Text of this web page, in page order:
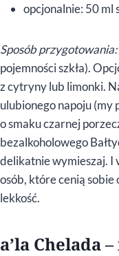
opcjonalnie: 50 ml
Sposób przygotowania:
pojemności szkła).
z cytryny lub limonki.
ulubionego napoju (my
o smaku czarnej
bezalkoholowego
delikatnie wymieszaj. I
osób, które cenią sobie
lekkość.
a’la Chelada